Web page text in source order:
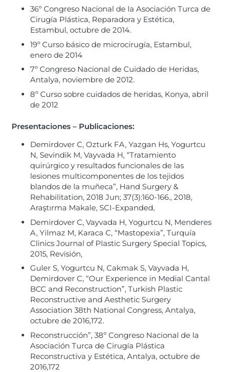
36º Congreso Nacional de la Asociación Turca de
Cirugía Plástica, Reparadora y Estética,
Estambul, octubre de 2014.
19º Curso básico de microcirugía, Estambul,
enero de 2014
7º Congreso Nacional de Cuidado de Heridas,
Antalya, noviembre de 2012.
8º Curso sobre cuidados de heridas, Konya, abril
de 2012
Presentaciones – Publicaciones:
Demirdover C, Ozturk FA, Yazgan Hs, Yogurtcu
N, Sevindik M, Vayvada H, “Tratamiento
quirúrgico y resultados funcionales de las
lesiones multicomponentes de los tejidos
blandos de la muñeca”, Hand Surgery &
Rehabilitation, 2018 Jun; 37(3):160-166., 2018,
Araştırma Makale, SCI-Expanded,
Demirdover C, Vayvada H, Yogurtcu N, Menderes
A, Yilmaz M, Karaca C, “Mastopexia”, Turquía
Clinics Journal of Plastic Surgery Special Topics,
2015, Revisión,
Guler S, Yogurtcu N, Cakmak S, Vayvada H,
Demirdover C, “Our Experience in Medial Cantal
BCC and Reconstruction”, Turkish Plastic
Reconstructive and Aesthetic Surgery
Association 38th National Congress, Antalya,
octubre de 2016,172.
Reconstrucción”, 38º Congreso Nacional de la
Asociación Turca de Cirugía Plástica
Reconstructiva y Estética, Antalya, octubre de
2016,172